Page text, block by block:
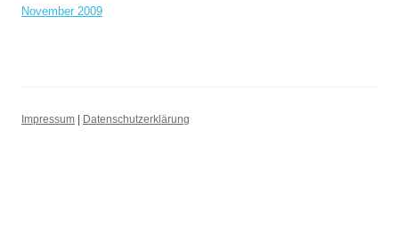
November 2009
Impressum Datenschutzerklärung